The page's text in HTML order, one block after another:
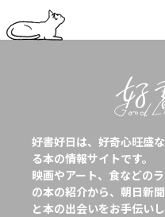
好書好日は、好奇心旺盛
る本の情報サイトです。
映画やアート、食などの
の本の紹介から、朝日新
と本の出会いをお手伝いし